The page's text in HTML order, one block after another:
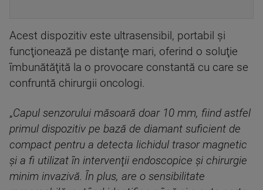
Acest dispozitiv este ultrasensibil, portabil şi
funcţionează pe distanţe mari, oferind o soluţie
îmbunătăţită la o provocare constantă cu care se
confruntă chirurgii oncologi.
„Capul senzorului măsoară doar 10 mm, fiind astfel
primul dispozitiv pe bază de diamant suficient de
compact pentru a detecta lichidul trasor magnetic
şi a fi utilizat în intervenţii endoscopice şi chirurgie
minim invazivă. În plus, are o sensibilitate